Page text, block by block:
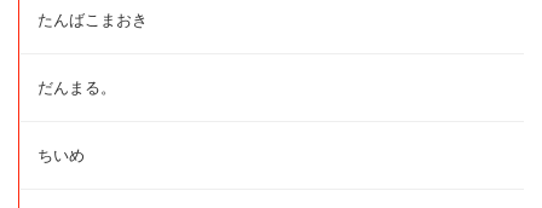
たんばこまおき
だんまる。
ちいめ